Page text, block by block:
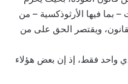
– بما فيها الأرثوذكسية – من
ويقتصر الحق على من
واحد فقط، إذ إن بعض هؤلاء